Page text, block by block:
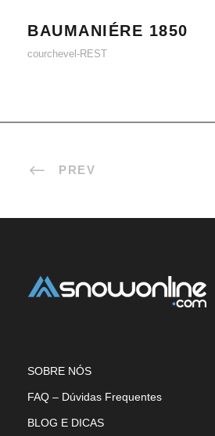
BAUMANIÉRE 1850
courchevel-REST
PREV
SOBRE NÓS
FAQ – Dúvidas Frequentes
BLOG E DICAS